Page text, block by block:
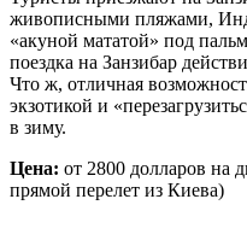
живописными пляжами,
«акуной мататой» под
поездка на Занзибар
Что ж, отличная
экзотикой и
в зиму.
Цена: от 2800 долларов на
прямой перелет из Киева)